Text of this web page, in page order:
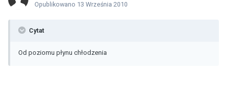
Opublikowano 13 Września 2010
Cytat
Od poziomu płynu chłodzenia